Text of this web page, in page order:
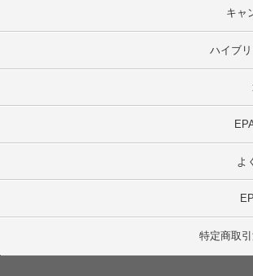
キャ
ハイブ
よ
特定商取